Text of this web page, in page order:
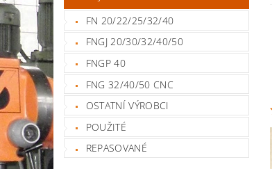
FN 20/22/25/32/40
FNGJ 20/30/32/40/50
FNGP 40
FNG 32/40/50 CNC
OSTATNÍ VÝROBCI
POUŽITÉ
REPASOVANÉ